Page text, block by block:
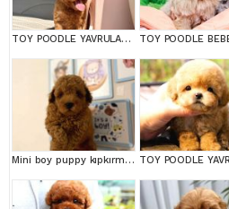
TOY POODLE YAVRULARIM
Mini boy puppy kıpkırmızı ev üretimi yavrularımız TOOY POODLE